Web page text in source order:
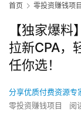
首页 零投资赚钱项目
【独家爆
拉新CPA，
任你选！
分享优质付费资源专
零投资赚钱项目
阅